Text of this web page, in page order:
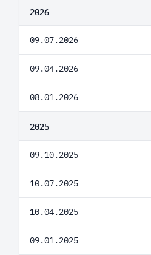
2026
09.07.2026
09.04.2026
08.01.2026
2025
09.10.2025
10.07.2025
10.04.2025
09.01.2025